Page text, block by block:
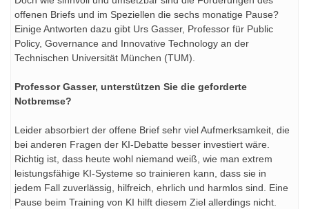
offenen Briefs und im Speziellen die sechs monatige Pause?
Einige Antworten dazu gibt Urs Gasser, Professor für Public
Policy, Governance and Innovative Technology an der
Technischen Universität München (TUM).
Professor Gasser, unterstützen Sie die geforderte
Notbremse?
Leider absorbiert der offene Brief sehr viel Aufmerksamkeit, die
bei anderen Fragen der KI-Debatte besser investiert wäre.
Richtig ist, dass heute wohl niemand weiß, wie man extrem
leistungsfähige KI-Systeme so trainieren kann, dass sie in
jedem Fall zuverlässig, hilfreich, ehrlich und harmlos sind. Eine
Pause beim Training von KI hilft diesem Ziel allerdings nicht.